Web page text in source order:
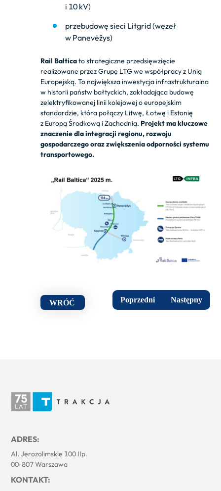
i 10 kV)
przebudowę sieci Litgrid (węzeł
w Panevėžys)
Rail Balticato strategiczne przedsięwzięcie
realizowane przez Grupę LTG we współpracy z Unią
Europejską. To największa inwestycja infrastrukturalna
w historii państw bałtyckich, zakładająca budowę
zelektryfikowanej linii kolejowej o europejskim
standardzie, która połączy Litwę, Łotwę i Estonię
z Europą Środkową i Zachodnią. Projekt ma kluczowe
znaczenie dla integracji regionu, rozwoju
gospodarczego oraz zwiększenia odporności systemu
transportowego.
WRÓĆ Poprzedni Następny
ADRES:
Al. Jerozolimskie 100 IIp.
00-807 Warszawa
KONTAKT: